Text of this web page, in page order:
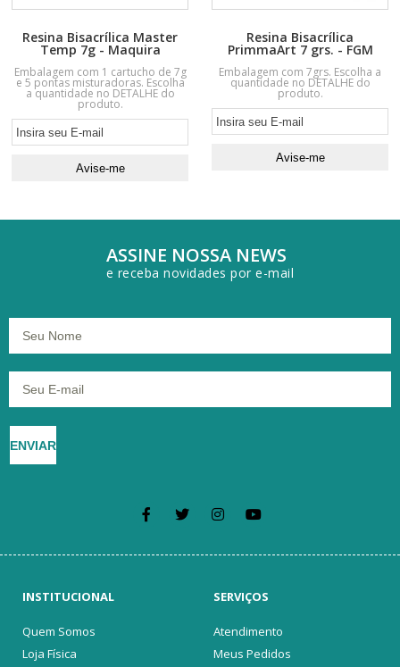
Resina Bisacrílica Master
Temp 7g - Maquira
Embalagem com 1 cartucho de 7g
e 5 pontas misturadoras. Escolha
a quantidade no DETALHE do
produto.
Resina Bisacrílica
PrimmaArt 7 grs. - FGM
Embalagem com 7grs. Escolha a
quantidade no DETALHE do
produto.
ASSINE NOSSA NEWS
e receba novidades por e-mail
ENVIAR
INSTITUCIONAL
Quem Somos
Loja Física
SERVIÇOS
Atendimento
Meus Pedidos